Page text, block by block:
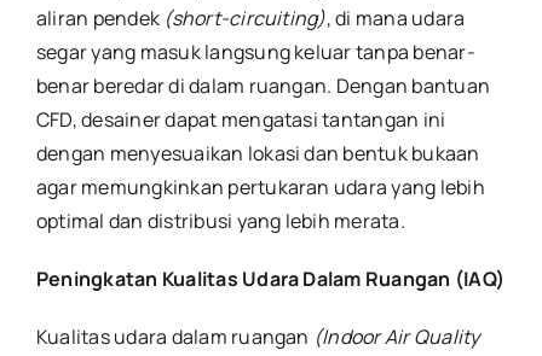
aliran pendek (short-circuiting), di mana udara
segar yang masuk langsung keluar tanpa benar-
benar beredar di dalam ruangan. Dengan bantuan
CFD, desainer dapat mengatasi tantangan ini
dengan menyesuaikan lokasi dan bentuk bukaan
agar memungkinkan pertukaran udara yang lebih
optimal dan distribusi yang lebih merata.
Peningkatan Kualitas Udara Dalam Ruangan (IAQ)
Kualitas udara dalam ruangan (Indoor Air Quality